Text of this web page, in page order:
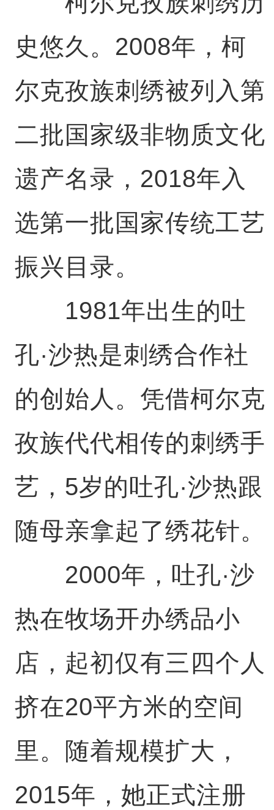
史悠久。2008年，柯
尔克孜族刺绣被列入第
二批国家级非物质文化
遗产名录，2018年入
选第一批国家传统工艺
振兴目录。
1981年出生的吐
孔·沙热是刺绣合作社
的创始人。凭借柯尔克
孜族代代相传的刺绣手
艺，5岁的吐孔·沙热跟
随母亲拿起了绣花针。
2000年，吐孔·沙
热在牧场开办绣品小
店，起初仅有三四个人
挤在20平方米的空间
里。随着规模扩大，
2015年，她正式注册